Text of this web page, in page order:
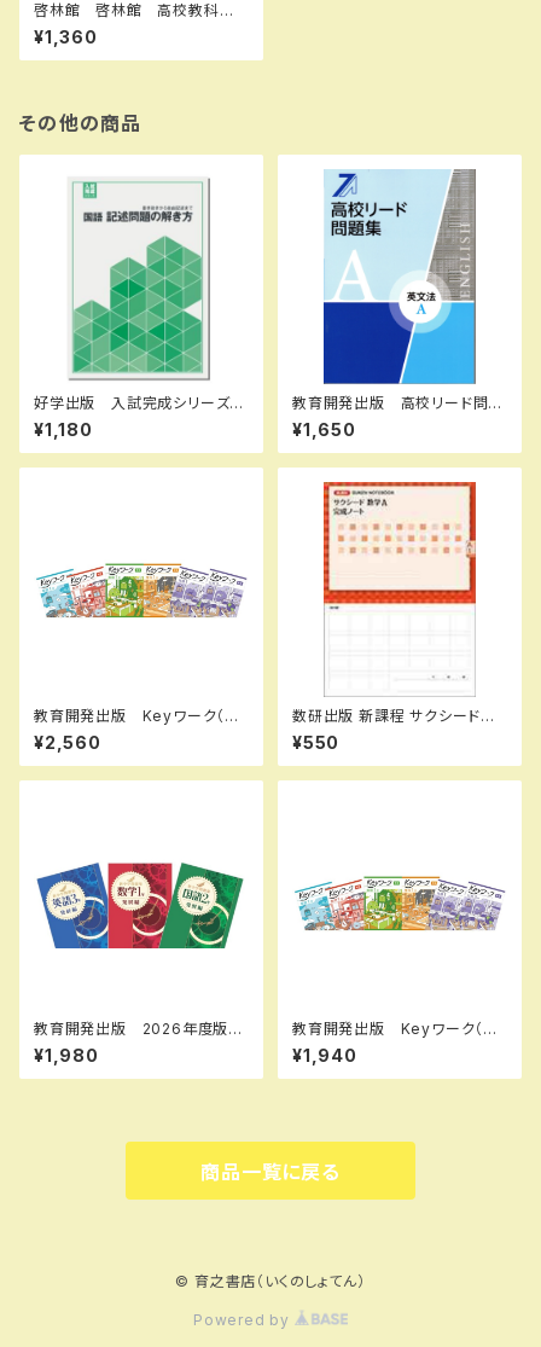
啓林館 啓林館 高校教科
書 新編数学 I 改訂版 ［教
番：数 I 061-904］ 新品 IS
BN：004008521 ISBN-10：
¥1,360
その他の商品
好学出版 入試完成シリーズ
国語 記述問題の解き方 202
6年度版 新品完全セット ISB
N：B0D3B6KZGL ISBN-10：
¥1,180
教育開発出版 高校リード問題
集 英文法 A ，英文法 B 202
6年度版 各科目（選択くださ
い） 新品完全セット ISBN
¥1,650
教育開発出版 Keyワーク（キ
ーワーク）＋ Keyテスト（キーテ
スト）2冊セット 公民（ご選択く
ださい） 中3年 2026年度
¥2,560
数研出版 新課程 サクシード数
学A 完成ノート 図形の性質
新品 問題集本体のみ 別冊
解答なし ISBN：978441072
¥550
教育開発出版 2026年度版
新中学問題集 数学 中1～3
発展編 各学年（選択くださ
い） 新品完全セット
¥1,980
教育開発出版 Keyワーク（キ
ーワーク） 数学 中1～3（ご
選択ください） 2026年度版
新品完全セット
¥1,940
商品一覧に戻る
© 育之書店（いくのしょてん）
Powered by